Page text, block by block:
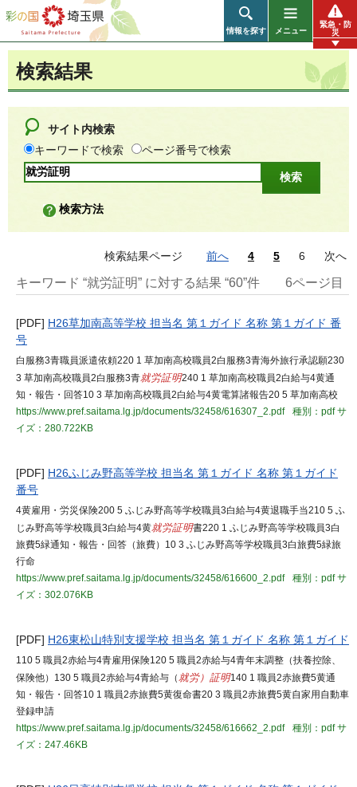
彩の国 埼玉県
情報を探す メニュー
緊急・防
災
検索結果
サイト内検索
キーワードで検索
ページ番号で検索
検索方法
検索結果ページ 前へ 4 5 6 次へ
キーワード “就労証明” に対する結果 “60”件 6ページ目
[PDF] H26草加南高等学校 担当名 第１ガイド 名称 第１ガイド 番
号
白服務3青職員派遣依頼220 1 草加南高校職員2白服務3青海外旅行承認願230
3 草加南高校職員2白服務3青就労証明240 1 草加南高校職員2白給与4黄通
知・報告・回答10 3 草加南高校職員2白給与4黄電算諸報告20 5 草加南高校
https://www.pref.saitama.lg.jp/documents/32458/616307_2.pdf
種別：pdfサ
イズ：280.722KB
[PDF] H26ふじみ野高等学校 担当名 第１ガイド 名称 第１ガイド
番号
4黄雇用・労災保険200 5 ふじみ野高等学校職員3白給与4黄退職手当210 5 ふ
じみ野高等学校職員3白給与4黄就労証明書220 1 ふじみ野高等学校職員3白
旅費5緑通知・報告・回答（旅費）10 3 ふじみ野高等学校職員3白旅費5緑旅
行命
https://www.pref.saitama.lg.jp/documents/32458/616600_2.pdf
種別：pdfサ
イズ：302.076KB
[PDF] H26東松山特別支援学校 担当名 第１ガイド 名称 第１ガイド
110 5 職員2赤給与4青雇用保険120 5 職員2赤給与4青年末調整（扶養控除、
保険他）130 5 職員2赤給与4青給与（就労）証明140 1 職員2赤旅費5黄通
知・報告・回答10 1 職員2赤旅費5黄復命書20 3 職員2赤旅費5黄自家用自動車
登録申請
https://www.pref.saitama.lg.jp/documents/32458/616662_2.pdf
種別：pdfサ
イズ：247.46KB